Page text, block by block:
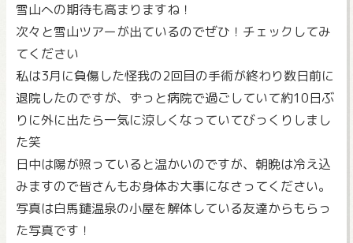
雪山への期待も高まりますね！
次々と雪山ツアーが出ているのでぜひ！チェックしてみ
てください
私は3月に負傷した怪我の2回目の手術が終わり数日前に
退院したのですが、ずっと病院で過ごしていて約10日ぶ
りに外に出たら一気に涼しくなっていてびっくりしまし
た笑
日中は陽が照っていると温かいのですが、朝晩は冷え込
みますので皆さんもお身体お大事になさってください。
写真は白馬鑓温泉の小屋を解体している友達からもらっ
た写真です！